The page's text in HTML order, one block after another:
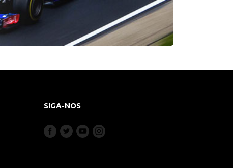
SIGA-NOS